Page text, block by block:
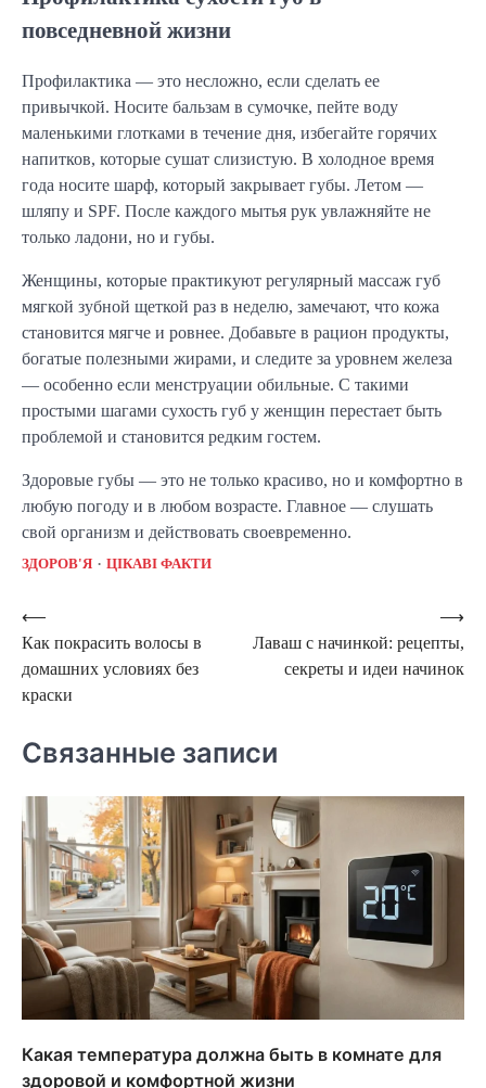
повседневной жизни
Профилактика — это несложно, если сделать ее
привычкой. Носите бальзам в сумочке, пейте воду
маленькими глотками в течение дня, избегайте горячих
напитков, которые сушат слизистую. В холодное время
года носите шарф, который закрывает губы. Летом —
шляпу и SPF. После каждого мытья рук увлажняйте не
только ладони, но и губы.
Женщины, которые практикуют регулярный массаж губ
мягкой зубной щеткой раз в неделю, замечают, что кожа
становится мягче и ровнее. Добавьте в рацион продукты,
богатые полезными жирами, и следите за уровнем железа
— особенно если менструации обильные. С такими
простыми шагами сухость губ у женщин перестает быть
проблемой и становится редким гостем.
Здоровые губы — это не только красиво, но и комфортно в
любую погоду и в любом возрасте. Главное — слушать
свой организм и действовать своевременно.
ЗДОРОВ'Я ЦІКАВІ ФАКТИ
Навигация
по
записям
⟵
Как покрасить волосы в
домашних условиях без
краски
Лаваш с начинкой: рецепты,
секреты и идеи начинок
⟶
Связанные записи
Какая температура должна быть в комнате для
здоровой и комфортной жизни